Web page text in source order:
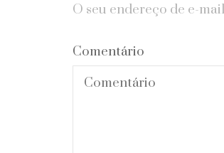
O seu endereço de e-
Comentário